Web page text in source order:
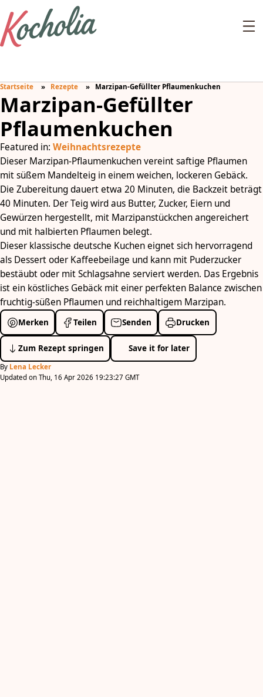
Startseite Rezepte Marzipan-Gefüllter Pflaumenkuchen
Marzipan-Gefüllter
Pflaumenkuchen
Featured in: Weihnachtsrezepte
Dieser Marzipan-Pflaumenkuchen vereint saftige Pflaumen
mit süßem Mandelteig in einem weichen, lockeren Gebäck.
Die Zubereitung dauert etwa 20 Minuten, die Backzeit beträgt
40 Minuten. Der Teig wird aus Butter, Zucker, Eiern und
Gewürzen hergestellt, mit Marzipanstückchen angereichert
und mit halbierten Pflaumen belegt.
Dieser klassische deutsche Kuchen eignet sich hervorragend
als Dessert oder Kaffeebeilage und kann mit Puderzucker
bestäubt oder mit Schlagsahne serviert werden. Das Ergebnis
ist ein köstliches Gebäck mit einer perfekten Balance zwischen
fruchtig-süßen Pflaumen und reichhaltigem Marzipan.
Merken Teilen Senden Drucken
Zum Rezept springen Save it for later
By Lena Lecker
Updated on Thu, 16 Apr 2026 19:23:27 GMT